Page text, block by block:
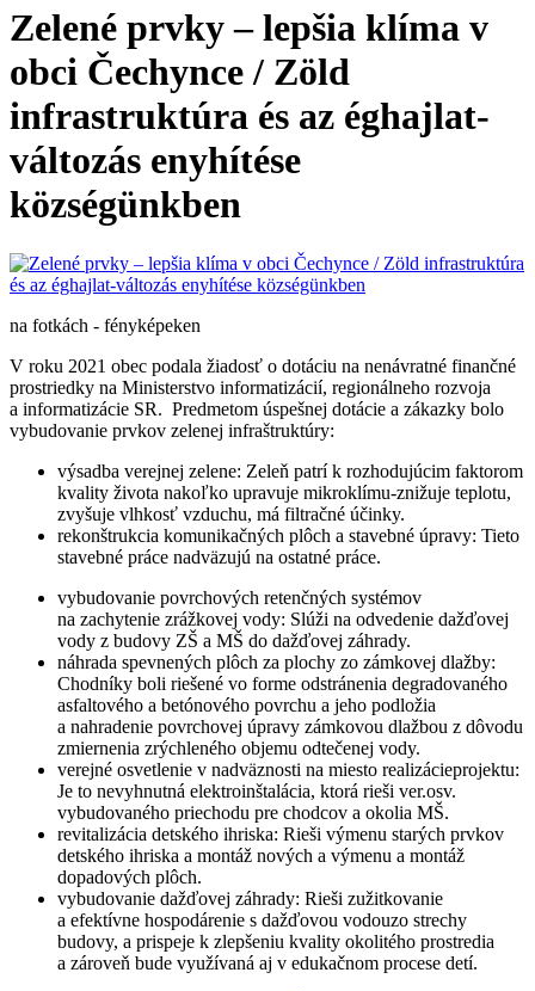
Zelené prvky – lepšia klíma v
obci Čechynce / Zöld
infrastruktúra és az éghajlat-
változás enyhítése
községünkben
na fotkách - fényképeken
V roku 2021 obec podala žiadosť o dotáciu na nenávratné finančné
prostriedky na Ministerstvo informatizácií, regionálneho rozvoja
a informatizácie SR. Predmetom úspešnej dotácie a zákazky bolo
vybudovanie prvkov zelenej infraštruktúry:
výsadba verejnej zelene: Zeleň patrí k rozhodujúcim faktorom
kvality života nakoľko upravuje mikroklímu-znižuje teplotu,
zvyšuje vlhkosť vzduchu, má filtračné účinky.
rekonštrukcia komunikačných plôch a stavebné úpravy: Tieto
stavebné práce nadväzujú na ostatné práce.
vybudovanie povrchových retenčných systémov
na zachytenie zrážkovej vody: Slúži na odvedenie dažďovej
vody z budovy ZŠ a MŠ do dažďovej záhrady.
náhrada spevnených plôch za plochy zo zámkovej dlažby:
Chodníky boli riešené vo forme odstránenia degradovaného
asfaltového a betónového povrchu a jeho podložia
a nahradenie povrchovej úpravy zámkovou dlažbou z dôvodu
zmiernenia zrýchleného objemu odtečenej vody.
verejné osvetlenie v nadväznosti na miesto realizácieprojektu:
Je to nevyhnutná elektroinštalácia, ktorá rieši ver.osv.
vybudovaného priechodu pre chodcov a okolia MŠ.
revitalizácia detského ihriska: Rieši výmenu starých prvkov
detského ihriska a montáž nových a výmenu a montáž
dopadových plôch.
vybudovanie dažďovej záhrady: Rieši zužitkovanie
a efektívne hospodárenie s dažďovou vodouzo strechy
budovy, a prispeje k zlepšeniu kvality okolitého prostredia
a zároveň bude využívaná aj v edukačnom procese detí.